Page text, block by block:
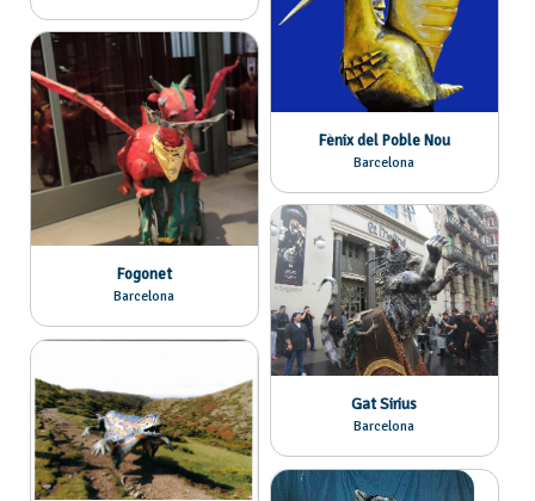
Fènix del Poble Nou
Barcelona
Fogonet
Barcelona
Gat Sirius
Barcelona